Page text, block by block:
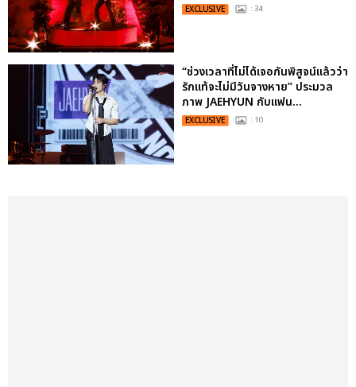
EXCLUSIVE : 34
“ช่วงเวลาที่ไม่ได้เจอกันพิสูจน์แล้วว่า
รักแท้จะไม่มีวันจางหาย” ประมวล
ภาพ JAEHYUN กับแฟน...
EXCLUSIVE : 10